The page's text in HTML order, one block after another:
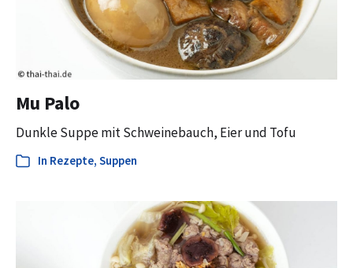
Mu Palo
Dunkle Suppe mit Schweinebauch, Eier und Tofu
In Rezepte, Suppen